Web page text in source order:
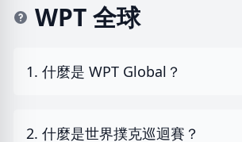
WPT 全球
1. 什麼是 WPT Global？
2. 什麼是世界撲克巡迴賽？